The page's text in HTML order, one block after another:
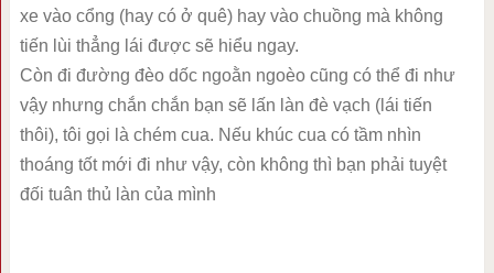
xe vào cổng (hay có ở quê) hay vào chuồng mà không
tiến lùi thẳng lái được sẽ hiểu ngay.
Còn đi đường đèo dốc ngoằn ngoèo cũng có thể đi như
vậy nhưng chắn chắn bạn sẽ lấn làn đè vạch (lái tiến
thôi), tôi gọi là chém cua. Nếu khúc cua có tầm nhìn
thoáng tốt mới đi như vậy, còn không thì bạn phải tuyệt
đối tuân thủ làn của mình